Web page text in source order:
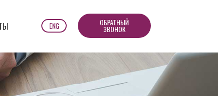
ENG ОБРАТНЫЙ
ЗВОНОК